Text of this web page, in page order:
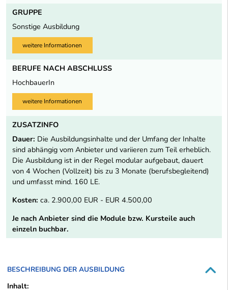
GRUPPE
Sonstige Ausbildung
weitere Informationen
BERUFE NACH ABSCHLUSS
HochbauerIn
weitere Informationen
ZUSATZINFO
Dauer: Die Ausbildungsinhalte und der Umfang der Inhalte
sind abhängig vom Anbieter und variieren zum Teil erheblich.
Die Ausbildung ist in der Regel modular aufgebaut, dauert
von 4 Wochen (Vollzeit) bis zu 3 Monate (berufsbegleitend)
und umfasst mind. 160 LE.
Kosten: ca. 2.900,00 EUR - EUR 4.500,00
Je nach Anbieter sind die Module bzw. Kursteile auch
einzeln buchbar.
BESCHREIBUNG DER AUSBILDUNG
Inhalt: